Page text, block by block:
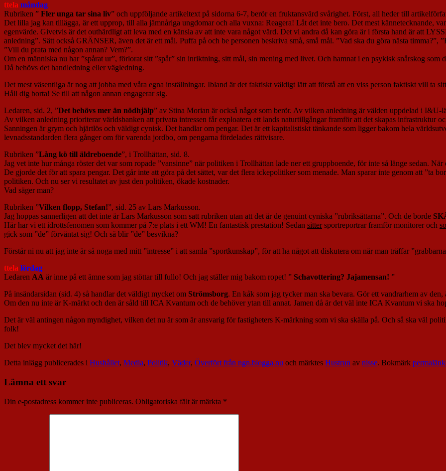
ttela måndag
Rubriken ” Fler unga tar sina liv” och uppföljande artikeltext på sidorna 6-7, berör en fruktansvärd svårighet. Först, all heder till
Det lilla jag kan tillägga, är ett upprop, till alla jämnåriga ungdomar och alla vuxna: Reagera! Låt det inte bero. Det mest kännetecknande,
egenvärde. Givetvis är det outhärdligt att leva med en känsla av att inte vara något värd. Det vi andra då kan göra är i första hand är att
anledning”. Sätt också GRÄNSER, även det är ett mål. Puffa på och be personen beskriva små, små mål. ”Vad ska du göra nästa
”Vill du prata med någon annan? Vem?”.
Om en människa nu har ”spårat ur”, förlorat sitt ”spår” sin inriktning, sitt mål, sin mening med livet. Och hamnat i en psykisk snårskog
Då behövs det handledning eller vägledning.
Det mest väsentliga är nog att jobba med våra egna inställningar. Ibland är det faktiskt väldigt lätt att förstå att en viss person faktiskt vill
Håll dig borta! Se till att någon annan engagerar sig.
Ledaren, sid. 2, ”Det behövs mer än nödhjälp” av Stina Morian är också något som berör. Av vilken anledning är välden uppdelad i I&U-
Av vilken anledning prioriterar världsbanken att privata intressen får exploatera ett lands naturtillgångar framför att det skapas infrastruktur
Sanningen är grym och hjärtlös och väldigt cynisk. Det handlar om pengar. Det är ett kapitalistiskt tänkande som ligger bakom hela
levnadsstandarden flera gånger om för varenda jordbo, om pengarna fördelades rättvisare.
Rubriken ”Lång kö till äldreboende”, i Trollhättan, sid. 8.
Jag vet inte hur många röster det var som ropade ”vansinne” när politiken i Trollhättan lade ner ett gruppboende, för inte så länge sedan.
De gjorde det för att spara pengar. Det går inte att göra på det sättet, var det flera ickepolitiker som menade. Man sparar inte genom att ”ta
politiken. Och nu ser vi resultatet av just den politiken, ökade kostnader.
Vad säger man?
Rubriken ”Vilken flopp, Stefan!”, sid. 25 av Lars Markusson.
Jag hoppas sannerligen att det inte är Lars Markusson som satt rubriken utan att det är de genuint cyniska ”rubriksättarna”. Och de borde
Här har vi ett idrottsfenomen som kommer på 7:e plats i ett WM! En fantastisk prestation! Sedan sittersportreportrar framför monitorer och
gick som ”de” förväntat sig! Och så blir ”de” besvikna?
Förstår ni nu att jag inte är så noga med mitt ”intresse” i att samla ”sportkunskap”, för att ha något att diskutera om när man träffar
ttela lördag
Ledaren AA är inne på ett ämne som jag stöttar till fullo! Och jag ställer mig bakom ropet! ” Schavottering? Jajamensan! ”
På insändarsidan (sid. 4) så handlar det väldigt mycket om Strömsborg. En kåk som jag tycker man ska bevara. Gör ett vandrarhem av
Om den nu inte är K-märkt och den är såld till ICA Kvantum och de behöver ytan till annat. Jamen då är det väl inte ICA Kvantum vi ska
Det är väl antingen någon myndighet, vilken det nu är som är ansvarig för fastigheters K-märkning som vi ska skälla på. Och så ska väl
folk!
Det blev mycket det här!
Detta inlägg publicerades i Hushållet, Media, Politik, Väder, Överfört från ngn.blogga.nu och märktes Hustrun av nisse. Bokmärk
Lämna ett svar
Din e-postadress kommer inte publiceras. Obligatoriska fält är märkta *